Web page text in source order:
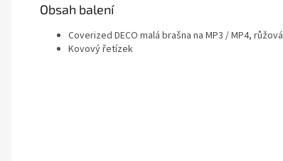
Obsah balení
Coverized DECO malá brašna na MP3 / MP4, růžová
Kovový řetízek